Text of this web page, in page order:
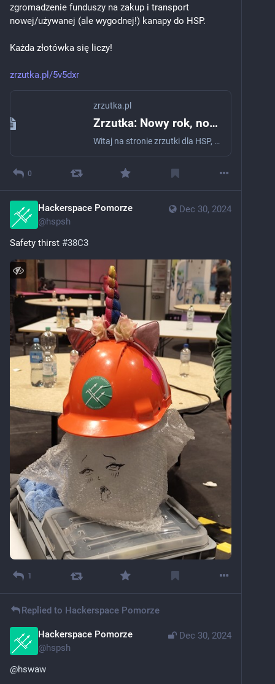
zgromadzenie funduszy na zakup i transport
nowej/używanej (ale wygodnej!) kanapy do HSP.
Każda złotówka się liczy!
zrzutka.pl/5v5dxr
zrzutka.pl
Zrzutka: Nowy rok, nowa kanapa dla Hackerspace Pomorze | Krzysztof Mróz | zrzutka.pl
Witaj na stronie zrzutki dla HSP, której celem jest zebranie pieniędzy na nową, wygodną i ładną kanapę do chillroomu w spejsie.Czym jest chillroom? Jest to pomieszczenie w HSP, które służy do rozmawiania, odpoczywania, picia herbaty, a przede wszystkim do zbliżania się do siebie nawzajem. A po co t1
0
Dec 30, 2024
Hackerspace Pomorze
@hspsh
Safety thirst #38C3
1
Replied to Hackerspace Pomorze
Dec 30, 2024
Hackerspace Pomorze
@hspsh
@hswaw